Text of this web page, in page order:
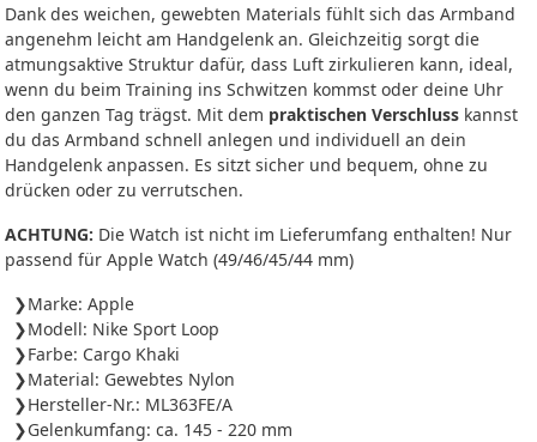
Dank des weichen, gewebten Materials fühlt sich das Armband
angenehm leicht am Handgelenk an. Gleichzeitig sorgt die
atmungsaktive Struktur dafür, dass Luft zirkulieren kann, ideal,
wenn du beim Training ins Schwitzen kommst oder deine Uhr
den ganzen Tag trägst. Mit dem praktischen Verschluss kannst
du das Armband schnell anlegen und individuell an dein
Handgelenk anpassen. Es sitzt sicher und bequem, ohne zu
drücken oder zu verrutschen.
ACHTUNG: Die Watch ist nicht im Lieferumfang enthalten! Nur
passend für Apple Watch (49/46/45/44 mm)
Marke: Apple
Modell: Nike Sport Loop
Farbe: Cargo Khaki
Material: Gewebtes Nylon
Hersteller-Nr.: ML363FE/A
Gelenkumfang: ca. 145 - 220 mm